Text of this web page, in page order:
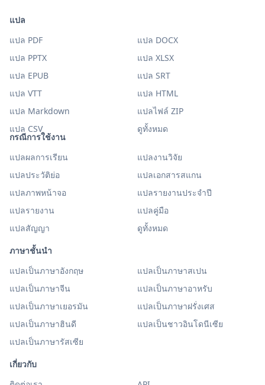
กรณีการใช้งาน
แปลผลการเรียน
แปลงานวิจัย
แปลประวัติย่อ
แปลเอกสารสแกน
แปลภาพหน้าจอ
แปลรายงานประจำปี
แปลรายงาน
แปลคู่มือ
แปลสัญญา
ดูทั้งหมด
ภาษาชั้นนำ
แปลเป็นภาษาอังกฤษ
แปลเป็นภาษาสเปน
แปลเป็นภาษาจีน
แปลเป็นภาษาอาหรับ
แปลเป็นภาษาเยอรมัน
แปลเป็นภาษาฝรั่งเศส
แปลเป็นภาษาฮินดี
แปลเป็นชาวอินโดนีเซีย
แปลเป็นภาษารัสเซีย
แปล
แปล PDF
แปล DOCX
แปล PPTX
แปล XLSX
แปล EPUB
แปล SRT
แปล VTT
แปล HTML
แปล Markdown
แปลไฟล์ ZIP
แปล CSV
ดูทั้งหมด
เกี่ยวกับ